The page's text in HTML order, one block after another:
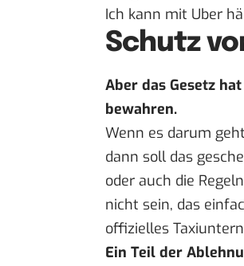
Ich kann mit Uber
Schutz
Aber das Gesetz
bewahren.
Wenn es darum
dann soll das
oder auch die
nicht sein, das
offizielles
Ein Teil der